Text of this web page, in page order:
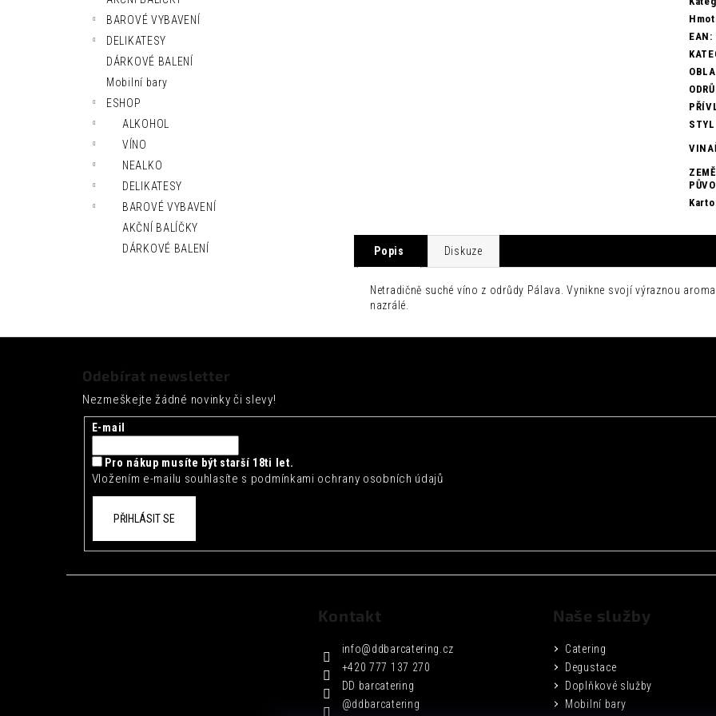
BAROVÉ VYBAVENÍ
DELIKATESY
DÁRKOVÉ BALENÍ
Mobilní bary
ESHOP
ALKOHOL
VÍNO
NEALKO
DELIKATESY
BAROVÉ VYBAVENÍ
AKČNÍ BALÍČKY
DÁRKOVÉ BALENÍ
EAN :
ZEMĚ
Popis Diskuze
Netradičně suché víno z odrůdy Pálava. Vynikne svojí výraznou
nazrálé.
Odebírat newsletter
Nezmeškejte žádné novinky či slevy!
E-mail
Pro nákup musíte být starší 18ti let.
Vložením e-mailu souhlasíte s podmínkami ochrany osobních údajů
PŘIHLÁSIT SE
Kontakt
info@ddbarcatering.cz
+420 777 137 270
DD barcatering
@ddbarcatering
Naše služby
Catering
Degustace
Doplňkové služby
Mobilní bary